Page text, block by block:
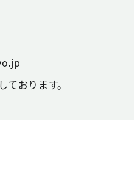
おります。